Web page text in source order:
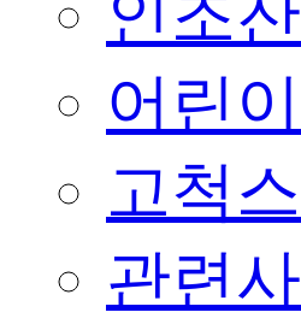
인조
어린
고척
관련